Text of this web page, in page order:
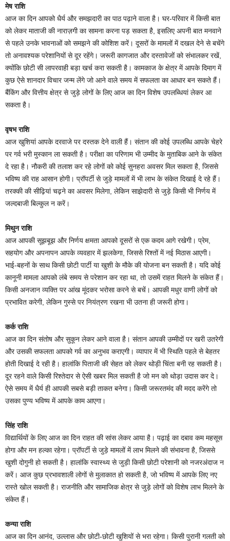
मेष राशि
आज का दिन आपको धैर्य और समझदारी का पाठ पढ़ाने वाला है। घर-परिवार में किसी बात
को लेकर माताजी की नाराज़गी का सामना करना पड़ सकता है, इसलिए अपनी बात मनवाने
से पहले उनके भावनाओं को समझने की कोशिश करें। दूसरों के मामलों में दखल देने से बचेंगे
तो अनावश्यक परेशानियों से दूर रहेंगे। जरूरी कागजात और दस्तावेजों को संभालकर रखें,
क्योंकि छोटी सी लापरवाही बड़ा खर्च करा सकती है। कामकाज के क्षेत्र में आपके दिमाग में
कुछ ऐसे शानदार विचार जन्म लेंगे जो आने वाले समय में सफलता का आधार बन सकते हैं।
बैंकिंग और वित्तीय क्षेत्र से जुड़े लोगों के लिए आज का दिन विशेष उपलब्धियां लेकर आ
सकता है।
वृषभ राशि
आज खुशियां आपके दरवाजे पर दस्तक देने वाली हैं। संतान की कोई उपलब्धि आपके चेहरे
पर गर्व भरी मुस्कान ला सकती है। परीक्षा का परिणाम भी उम्मीद के मुताबिक आने के संकेत
दे रहा है। नौकरी की तलाश कर रहे लोगों को कोई सुनहरा अवसर मिल सकता है, जिससे
भविष्य की राह आसान होगी। प्रॉपर्टी से जुड़े मामलों में भी लाभ के संकेत दिखाई दे रहे हैं।
तरक्की की सीढ़ियां चढ़ने का अवसर मिलेगा, लेकिन साझेदारी से जुड़े किसी भी निर्णय में
जल्दबाजी बिल्कुल न करें।
मिथुन राशि
आज आपकी सूझबूझ और निर्णय क्षमता आपको दूसरों से एक कदम आगे रखेगी। प्रेम,
सहयोग और अपनापन आपके व्यवहार में झलकेगा, जिससे रिश्तों में नई मिठास आएगी।
भाई-बहनों के साथ किसी छोटी पार्टी या खुशी के मौके की योजना बन सकती है। यदि कोई
कानूनी मामला आपको लंबे समय से परेशान कर रहा था, तो उसमें राहत मिलने के संकेत हैं।
किसी अनजान व्यक्ति पर आंख मूंदकर भरोसा करने से बचें। आपकी मधुर वाणी लोगों को
प्रभावित करेगी, लेकिन गुस्से पर नियंत्रण रखना भी उतना ही जरूरी होगा।
कर्क राशि
आज का दिन संतोष और सुकून लेकर आने वाला है। संतान आपकी उम्मीदों पर खरी उतरेगी
और उसकी सफलता आपको गर्व का अनुभव कराएगी। व्यापार में भी स्थिति पहले से बेहतर
होती दिखाई दे रही है। हालांकि पिताजी की सेहत को लेकर थोड़ी चिंता बनी रह सकती है।
दूर रहने वाले किसी रिश्तेदार से ऐसी खबर मिल सकती है जो मन को थोड़ा उदास कर दे।
ऐसे समय में धैर्य ही आपकी सबसे बड़ी ताकत बनेगा। किसी जरूरतमंद की मदद करेंगे तो
उसका पुण्य भविष्य में आपके काम आएगा।
सिंह राशि
विद्यार्थियों के लिए आज का दिन राहत की सांस लेकर आया है। पढ़ाई का दबाव कम महसूस
होगा और मन हल्का रहेगा। प्रॉपर्टी से जुड़े मामलों में लाभ मिलने की संभावना है, जिससे
खुशी दोगुनी हो सकती है। हालांकि स्वास्थ्य से जुड़ी किसी छोटी परेशानी को नजरअंदाज न
करें। आज कुछ प्रभावशाली लोगों से मुलाकात हो सकती है, जो भविष्य में आपके लिए नए
रास्ते खोल सकती है। राजनीति और सामाजिक क्षेत्र से जुड़े लोगों को विशेष लाभ मिलने के
संकेत हैं।
कन्या राशि
आज का दिन आनंद, उल्लास और छोटी-छोटी खुशियों से भरा रहेगा। किसी पुरानी गलती को